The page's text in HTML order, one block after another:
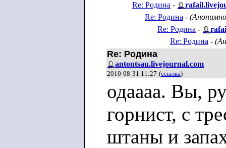
Re: Родина -
Re: Родина -
Re: Родина -
Re: Родина -
Re: Родина
antontsau.livejournal.com
2010-08-31 11:27 (ссылка)
одаааа. Вы,
горнист, с
штаны и